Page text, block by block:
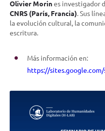
Olivier Morines investigador
CNRS (París, Francia). Sus
la evolución cultural, la
escritura.
Más información en:
https://